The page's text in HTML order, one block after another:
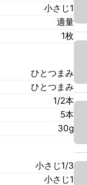
小さじ1
適量
1枚
ひとつまみ
ひとつまみ
1/2本
5本
30g
小さじ1/3
小さじ1